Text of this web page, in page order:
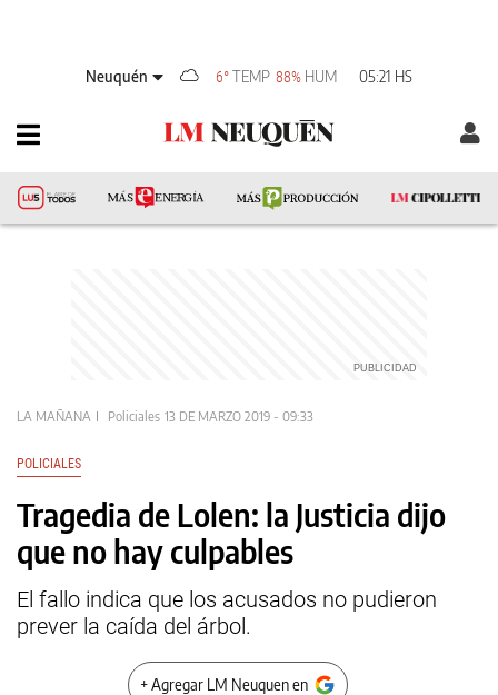
Neuquén 6° TEMP 88% HUM 05:21 HS
LA MAÑANA Policiales 13 DE MARZO 2019 - 09:33
POLICIALES
Tragedia de Lolen: la Justicia dijo
que no hay culpables
El fallo indica que los acusados no pudieron
prever la caída del árbol.
+ Agregar LM Neuquen en